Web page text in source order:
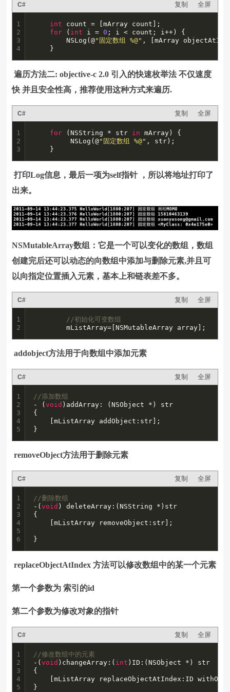
C# 复制 全屏
1
2
3
4
int count = [mArray count];
for ( int i = 0 ; i < count; i++) {
        NSLog(@
"固定数组 %@" , [mArray
    }
遍历方法二: objective-c 2.0 引入的快速枚举法 不仅速度
快 并且安全性高，推荐使用这种方式来遍历.
C# 复制 全屏
1
2
3
for (NSString * str in mArray) {
         NSLog(@
"固定数组 %@" , str);
    }
打印Log信息，最后一项为self指针 ，所以将地址打印了
出来。
NSMutableArray数组：它是一个可以变化的数组，数组
创建完后还可以动态的向数组中添加与删除元素,并且可
以向指定位置插入元素，基本上和链表差不多。
C# 复制 全屏
1
2
//初始化可变数组
        mListArray=[NSMutableArray array];
addobject方法用于向数组中添加元素
C# 复制 全屏
1
2
3
4
5
//添加数组
- (void )addArray: (NSObject *) str
{
    [mListArray addObject:str];
}
removeObject方法用于删除元素
C# 复制 全屏
1
2
3
4
5
6
//删除数组
-(void ) deleteArray:(NSString *)str
{
    [mListArray removeObject:str];
}
replaceObjectAtIndex 方法可以修改数组中的某一个元素
第一个参数为 索引的id
第二个参数为修改对象的指针
C# 复制 全屏
1
2
3
4
5
//修改数组中的元素
-(void )changeArray:( int )ID:(NSObject *) str
{
[mListArray replaceObjectAtIndex:ID
}